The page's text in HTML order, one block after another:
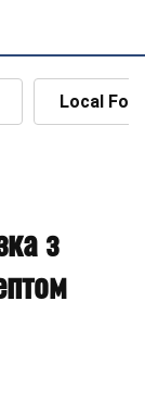
Local
з